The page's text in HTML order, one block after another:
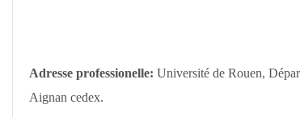
Adresse professionelle: Université de Rouen,
Aignan cedex.